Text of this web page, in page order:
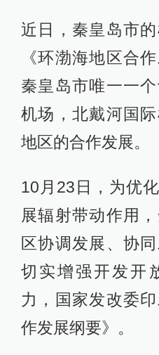
近日，秦皇岛市
《环渤海地区合
秦皇岛市唯一一
机场，北戴河国
地区的合作发展。
10月23日，为优
展辐射带动作用
区协调发展、协
切实增强开发开
力，国家发改委
作发展纲要》。